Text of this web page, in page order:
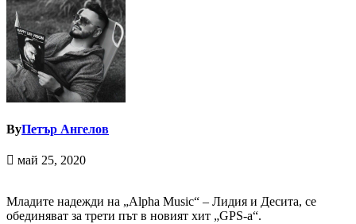
ByПетър Ангелов
май 25, 2020
Младите надежди на „Alpha Music“ – Лидия и Десита, се
обединяват за трети път в новият хит „GPS-a“.